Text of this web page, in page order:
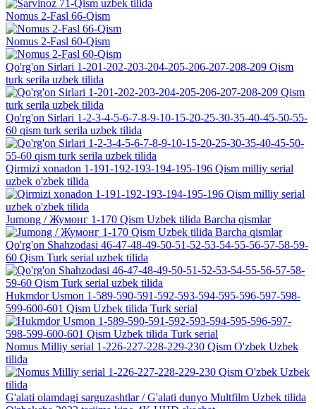
Nomus 2-Fasl 66-Qism
Nomus 2-Fasl 60-Qism
Qo'rg'on Sirlari 1-201-202-203-204-205-206-207-208-209 Qism
turk serila uzbek tilida
Qo'rg'on Sirlari 1-2-3-4-5-6-7-8-9-10-15-20-25-30-35-40-45-50-55-
60 qism turk serila uzbek tilida
Qirmizi xonadon 1-191-192-193-194-195-196 Qism milliy serial
uzbek o'zbek tilida
Jumong / Жумонг 1-170 Qism Uzbek tilida Barcha qismlar
Qo'rg'on Shahzodasi 46-47-48-49-50-51-52-53-54-55-56-57-58-59-
60 Qism Turk serial uzbek tilida
Hukmdor Usmon 1-589-590-591-592-593-594-595-596-597-598-
599-600-601 Qism Uzbek tilida Turk serial
Nomus Milliy serial 1-226-227-228-229-230 Qism O'zbek Uzbek
tilida
G'alati olamdagi sarguzashtlar / G'alati dunyo Multfilm Uzbek tilida